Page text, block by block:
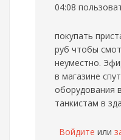
04:08
покупать
руб чтобы
неуместно.
в магазине
оборудования
танкистам в
Войдите или